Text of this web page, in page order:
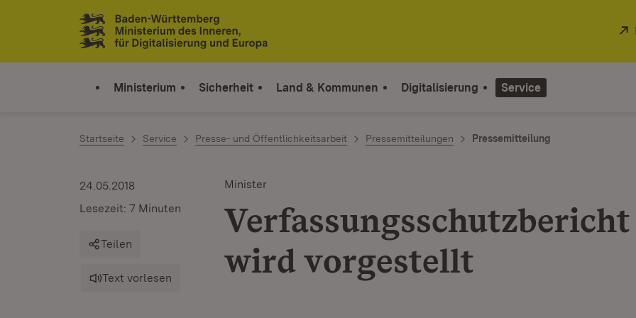
Zum Inhalt springen
Link zur Startseite
Ministerium Sicherheit Land & Kommunen Digitalisierung Service
Startseite Service Presse- und Öffentlichkeitsarbeit Pressemitteilungen Pressemitteilung
Minister
wird vorgestellt
24.05.2018
Lesezeit: 7 Minuten
Teilen
Text vorlesen